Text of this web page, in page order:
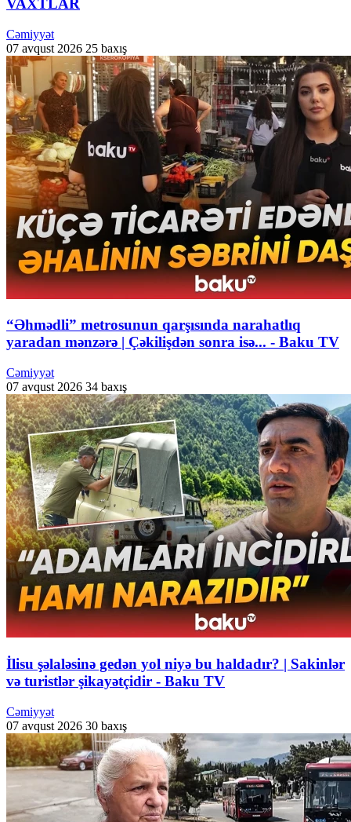
VAXTLAR
Cəmiyyət
07 avqust 2026 25 baxış
“Əhmədli” metrosunun qarşısında narahatlıq
yaradan mənzərə | Çəkilişdən sonra isə... - Baku TV
Cəmiyyət
07 avqust 2026 34 baxış
İlisu şəlaləsinə gedən yol niyə bu haldadır? | Sakinlər
və turistlər şikayətçidir - Baku TV
Cəmiyyət
07 avqust 2026 30 baxış